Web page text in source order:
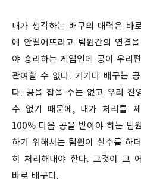
내가 생각하는 배구의 매력은 바
에 안떨어뜨리고 팀원간의 연결
야 승리하는 게임인데 공이 우리
관여할 수 없다. 거기다 배구는
다. 공을 잡을 수는 없고 우리 진
수 없기 때문에, 내가 처리를
100% 다음 공을 받아야 하는 팀
하기 위해서는 팀원이 실수를 하
히 처리해내야 한다. 그것이 그
바로 배구다.